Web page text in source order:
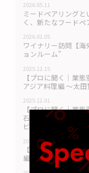
2026.05.11
ミードペアリング
く、新たなフードペ
2026.01.05
ワイナリー訪問【海
ョンルーム"
2025.12.15
【プロに聞く｜業
アジア料理編 〜太
2025.12.01
【プロに聞く｜業
石・肉料理・中華・
ビュー〜
2025.11.01
【プロに聞く｜業
編 〜太田賢一ソム